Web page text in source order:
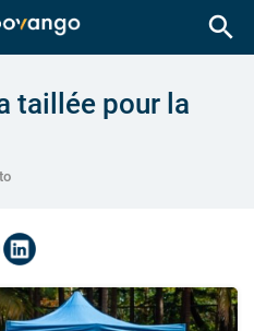
search
taillée pour la